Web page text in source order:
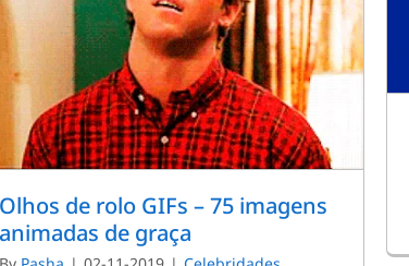
Olhos de rolo GIFs – 75 imagens
animadas de graça